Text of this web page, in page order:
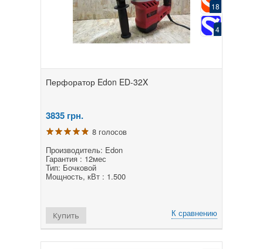
18
4
Перфоратор Edon ED-32X
3835 грн.
8 голосов
Производитель: Edon
Гарантия : 12мес
Тип: Бочковой
Мощность, кВт : 1.500
К сравнению
Купить